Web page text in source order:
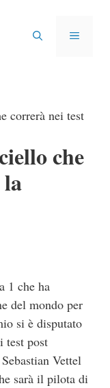
MENU
correrà nei test
che
1 che ha
del mondo per
si è disputato
test post
Vettel
sarà il pilota di